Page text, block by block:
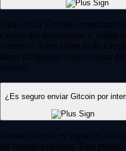
Para enviar Gitcoin
cartera del destinatario y, según
«memo». Apps como la de
datos fácilmente o seleccionar
errores.
¿Es seguro enviar Gitcoin por
Enviar Gitcoin es seguro si
las buenas prácticas. Para